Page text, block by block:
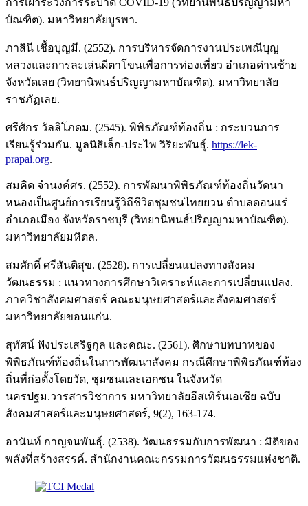
การเฝ้าระวังการระบาด COVID-19 (วิทยานิพนธ์ปริญญามหา
บัณฑิต). มหาวิทยาลัยบูรพา.
ภาสินี เชื้อบุญมี. (2552). การบริหารจัดการงานประเพณีบุญ
หลวงและการละเล่นผีตาโขนเพื่อการท่องเที่ยว อำเภอด่านซ้าย
จังหวัดเลย (วิทยานิพนธ์ปริญญามหาบัณฑิต). มหาวิทยาลัย
ราชภัฏเลย.
ศรีศักร วัลลิโภดม. (2545). พิพิธภัณฑ์ท้องถิ่น : กระบวนการ
เรียนรู้ร่วมกัน. มูลนิธิเล็ก-ประไพ วิริยะพันธุ์. https://lek-
prapai.org.
สมคิด จำนงค์ศร. (2552). การพัฒนาพิพิธภัณฑ์ท้องถิ่นวัดนา
หนองเป็นศูนย์การเรียนรู้วิถีชีวิตชุมชนไทยยวน ตำบลดอนแร่
อำเภอเมือง จังหวัดราชบุรี (วิทยานิพนธ์ปริญญามหาบัณฑิต).
มหาวิทยาลัยมหิดล.
สมศักดิ์ ศรีสันติสุข. (2528). การเปลี่ยนแปลงทางสังคม
วัฒนธรรม : แนวทางการศึกษาวิเคราะห์และการเปลี่ยนแปลง.
ภาควิชาสังคมศาสตร์ คณะมนุษยศาสตร์และสังคมศาสตร์
มหาวิทยาลัยขอนแก่น.
สุทัศน์ ฟังประเสริฐกุล และคณะ. (2561). ศึกษาบทบาทของ
พิพิธภัณฑ์ท้องถิ่นในการพัฒนาสังคม กรณีศึกษาพิพิธภัณฑ์ท้อง
ถิ่นที่ก่อตั้งโดยวัด, ชุมชนและเอกชน ในจังหวัด
นครปฐม.วารสารวิชาการ มหาวิทยาลัยอีสเทิร์นเอเชีย ฉบับ
สังคมศาสตร์และมนุษยศาสตร์, 9(2), 163-174.
อานันท์ กาญจนพันธุ์. (2538). วัฒนธรรมกับการพัฒนา : มิติของ
พลังที่สร้างสรรค์. สำนักงานคณะกรรมการวัฒนธรรมแห่งชาติ.